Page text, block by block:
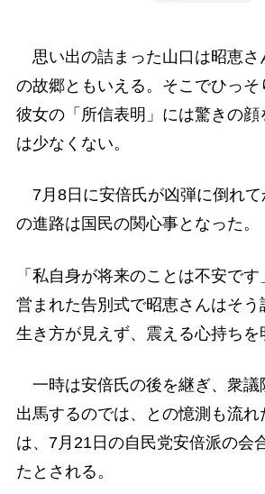
思い出の詰まった山口は昭恵さ
の故郷ともいえる。そこでひっそ
彼女の「所信表明」には驚きの
は少なくない。
7月8日に安倍氏が凶弾に倒れて
の進路は国民の関心事となった。
「私自身が将来のことは不安で
営まれた告別式で昭恵さんはそ
生き方が見えず、震える心持ちを
一時は安倍氏の後を継ぎ、衆議
出馬するのでは、との憶測も流れ
は、7月21日の自民党安倍派の会
たとされる。